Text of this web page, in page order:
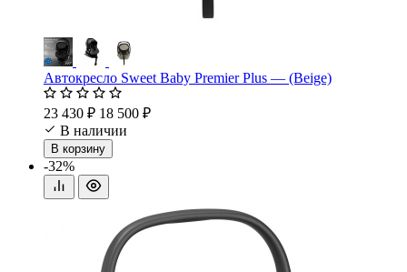
Автокресло Sweet Baby Premier Plus — (Beige)
23 430 ₽ 18 500 ₽
В наличии
В корзину
-32%